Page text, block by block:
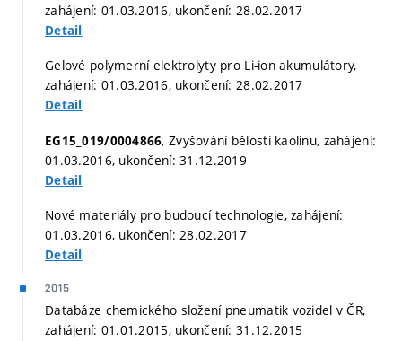
zahájení: 01.03.2016, ukončení: 28.02.2017
Detail
Gelové polymerní elektrolyty pro Li-ion akumulátory,
zahájení: 01.03.2016, ukončení: 28.02.2017
Detail
EG15_019/0004866, Zvyšování bělosti kaolinu, zahájení:
01.03.2016, ukončení: 31.12.2019
Detail
Nové materiály pro budoucí technologie, zahájení:
01.03.2016, ukončení: 28.02.2017
Detail
2015
Databáze chemického složení pneumatik vozidel v ČR,
zahájení: 01.01.2015, ukončení: 31.12.2015